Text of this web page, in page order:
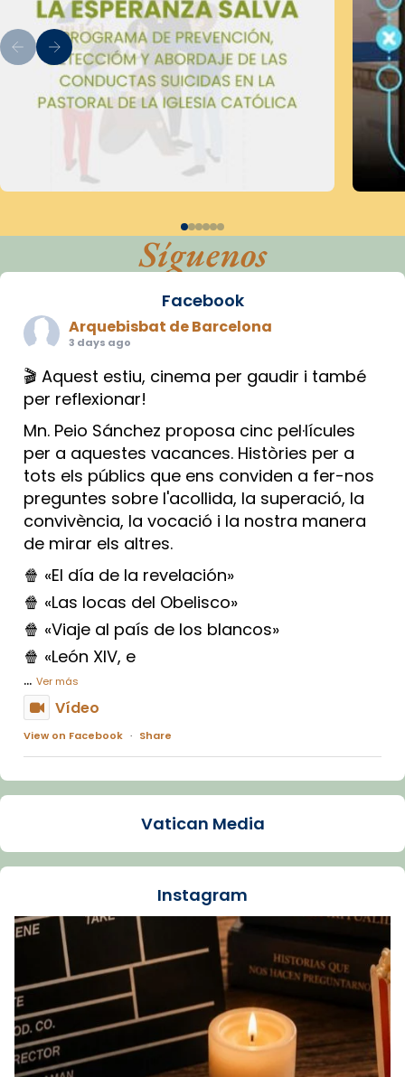
Síguenos
Facebook
Arquebisbat de Barcelona
3 days ago
🎬 Aquest estiu, cinema per gaudir i també
per reflexionar!
Mn. Peio Sánchez proposa cinc pel·lícules
per a aquestes vacances. Històries per a
tots els públics que ens conviden a fer-nos
preguntes sobre l'acollida, la superació, la
convivència, la vocació i la nostra manera
de mirar els altres.
🍿 «El día de la revelación»
🍿 «Las locas del Obelisco»
🍿 «Viaje al país de los blancos»
🍿 «León XIV, e
... Ver más
Vídeo
View on Facebook · Share
Arquebisbat de Barcelona
La Carmina va patir depressió. Fa gairebé
dos mesos, a l'Estadi Lluís Companys, la
Recupera l'entrevista comp
Vatican
tican News 👇
www.vaticannews.va/es/iglesia/news/2026-
07/carmina-historia-depresion-papa-viaje-
espana-testimoni...
Foto
Vatican Media
Instagram